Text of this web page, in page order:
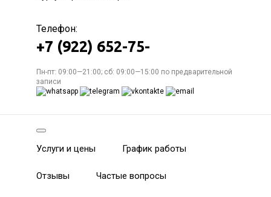
Телефон:
+7 (922) 652-75-
Пн-пт: 09:00—21:00; сб: 09:00—15:00 по предварительной
записи
Услуги и цены График работы
Отзывы Частые вопросы